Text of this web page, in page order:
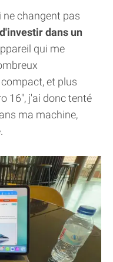
ne changent pas
dans un
qui me
et plus
16", j'ai donc tenté
ma machine,